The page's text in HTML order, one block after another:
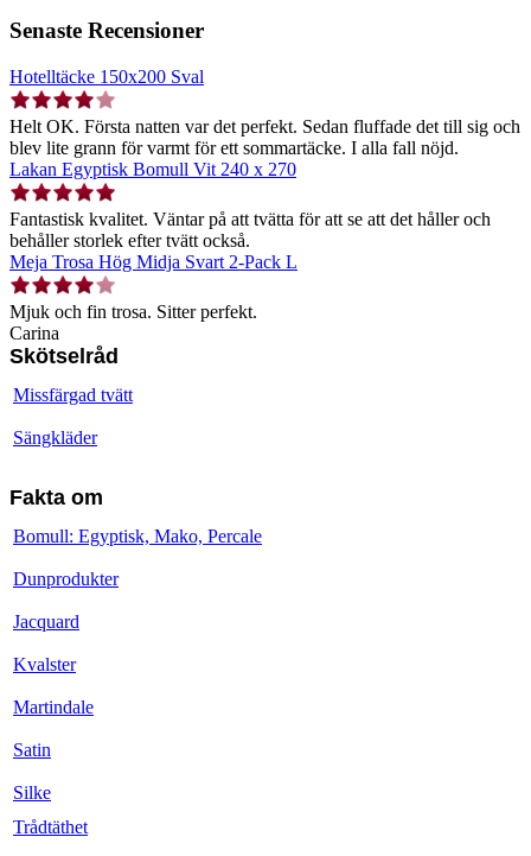
Senaste Recensioner
Hotelltäcke 150x200 Sval
Helt OK. Första natten var det perfekt. Sedan fluffade det till sig och
blev lite grann för varmt för ett sommartäcke. I alla fall nöjd.
Lakan Egyptisk Bomull Vit 240 x 270
Fantastisk kvalitet. Väntar på att tvätta för att se att det håller och
behåller storlek efter tvätt också.
Meja Trosa Hög Midja Svart 2-Pack L
Mjuk och fin trosa. Sitter perfekt.
Carina
Skötselråd
Missfärgad tvätt
Sängkläder
Fakta om
Bomull: Egyptisk, Mako, Percale
Dunprodukter
Jacquard
Kvalster
Martindale
Satin
Silke
Trådtäthet